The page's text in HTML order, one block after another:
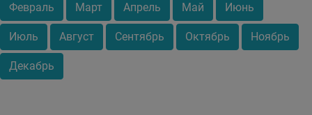
Февраль Март Апрель Май Июнь
Июль Август Сентябрь Октябрь Ноябрь
Декабрь